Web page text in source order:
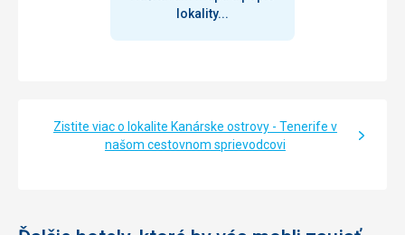
lokality...
Zistite viac o lokalite Kanárske ostrovy - Tenerife v
našom cestovnom sprievodcovi